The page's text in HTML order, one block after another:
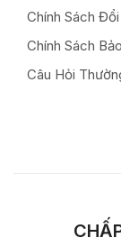
Chính Sách
Chính Sách
Câu Hỏi